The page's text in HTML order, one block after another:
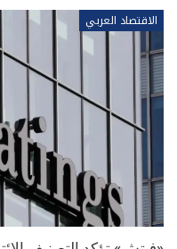
الاقتصاد العربي